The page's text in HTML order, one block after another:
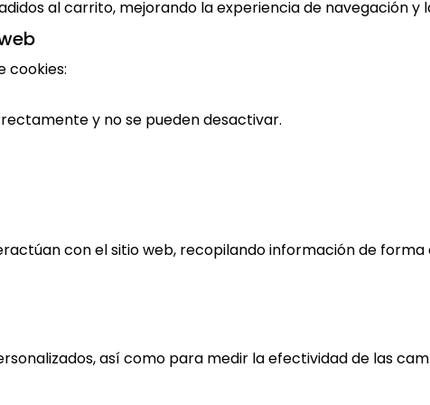
al carrito, mejorando la experiencia de navegación y
cookies:
y no se pueden desactivar.
con el sitio web, recopilando información de
así como para medir la efectividad de las